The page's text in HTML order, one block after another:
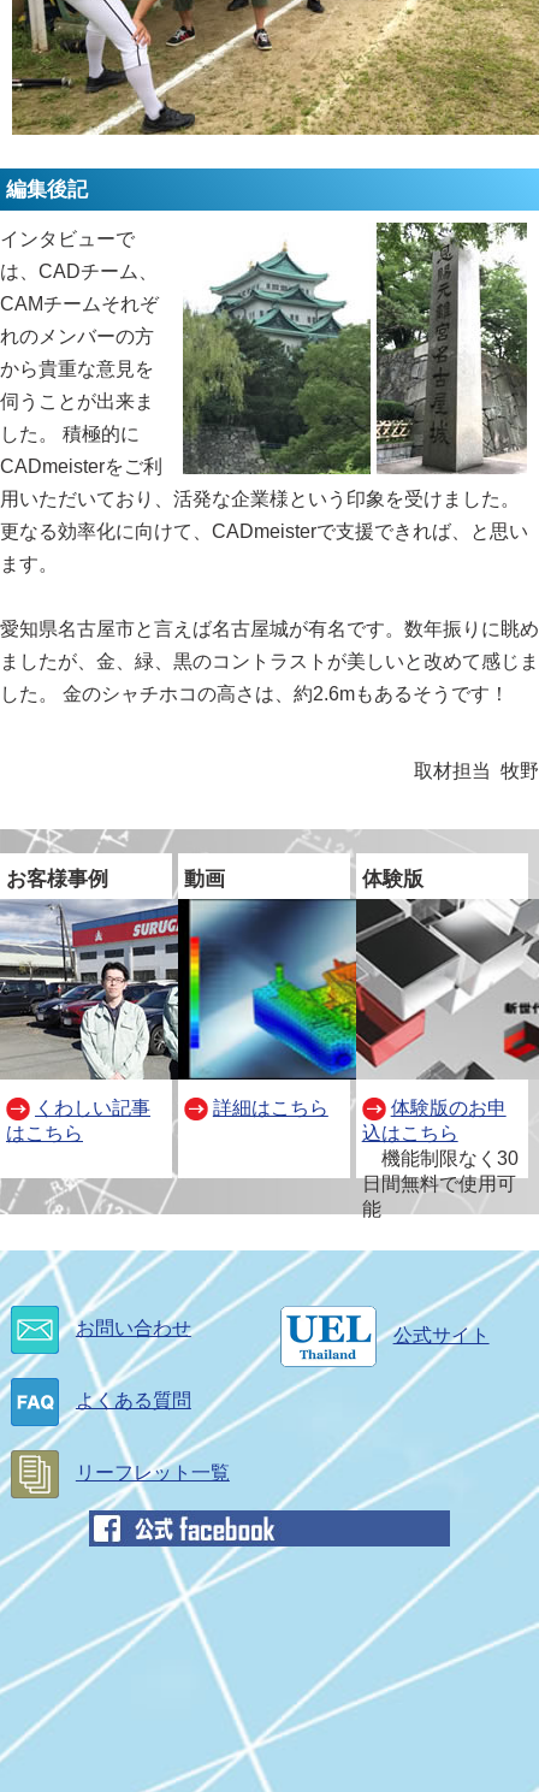
編集後記
インタビューで
は、CADチーム、
CAMチームそれぞ
れのメンバーの方
から貴重な意見を
伺うことが出来ま
した。 積極的に
CADmeisterをご利
用いただいており、活発な企業様という印象を受けました。
更なる効率化に向けて、CADmeisterで支援できれば、と思い
ます。
愛知県名古屋市と言えば名古屋城が有名です。数年振りに眺め
ましたが、金、緑、黒のコントラストが美しいと改めて感じま
した。 金のシャチホコの高さは、約2.6mもあるそうです！
取材担当 牧野
お客様事例
くわしい記事
はこちら
動画
詳細はこちら
体験版
体験版のお申
込はこちら
別
ウ
ド
ウ
で
開
機能制限なく30
日間無料で使用可
能
お問い合わせ
ン
ド
ウ
開
く
よくある質問
リーフレット一覧
公式サイト
ン
開